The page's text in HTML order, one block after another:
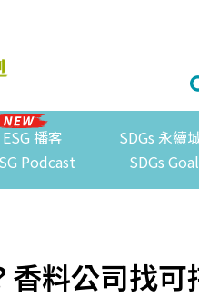
ESG 播客
Podcast
SDGs 永續
SDGs
料公司找可